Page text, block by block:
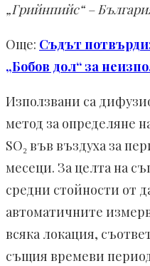
„Грийнпийс“ –
Още: Съдът
„Бобов дол“ за
Използвани са
метод за определяне
SO₂ във въздуха за
месеци. За целта на
средни стойности от
автоматичните
всяка локация,
същия времеви